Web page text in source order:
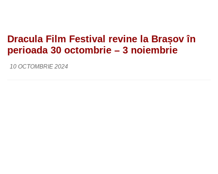
Dracula Film Festival revine la Brașov în
perioada 30 octombrie – 3 noiembrie
10 OCTOMBRIE 2024